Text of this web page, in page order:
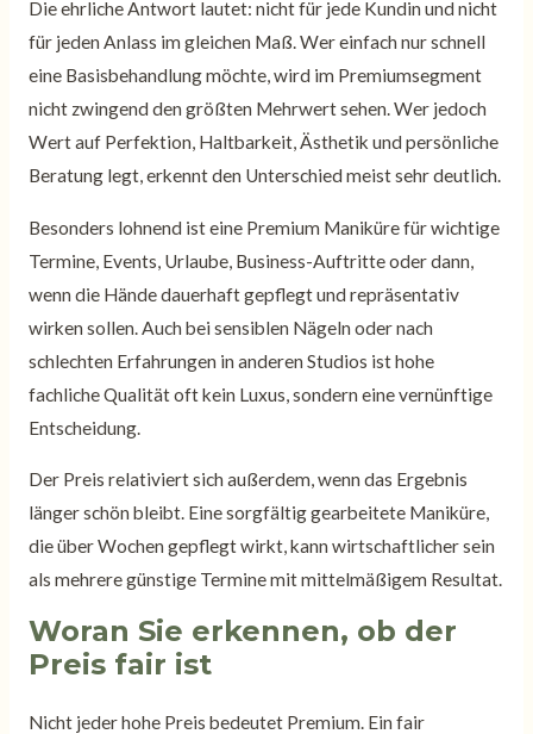
Die ehrliche Antwort lautet: nicht für jede Kundin und nicht
für jeden Anlass im gleichen Maß. Wer einfach nur schnell
eine Basisbehandlung möchte, wird im Premiumsegment
nicht zwingend den größten Mehrwert sehen. Wer jedoch
Wert auf Perfektion, Haltbarkeit, Ästhetik und persönliche
Beratung legt, erkennt den Unterschied meist sehr deutlich.
Besonders lohnend ist eine Premium Maniküre für wichtige
Termine, Events, Urlaube, Business-Auftritte oder dann,
wenn die Hände dauerhaft gepflegt und repräsentativ
wirken sollen. Auch bei sensiblen Nägeln oder nach
schlechten Erfahrungen in anderen Studios ist hohe
fachliche Qualität oft kein Luxus, sondern eine vernünftige
Entscheidung.
Der Preis relativiert sich außerdem, wenn das Ergebnis
länger schön bleibt. Eine sorgfältig gearbeitete Maniküre,
die über Wochen gepflegt wirkt, kann wirtschaftlicher sein
als mehrere günstige Termine mit mittelmäßigem Resultat.
Woran Sie erkennen, ob der
Preis fair ist
Nicht jeder hohe Preis bedeutet Premium. Ein fair